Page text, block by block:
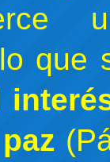
que
paz